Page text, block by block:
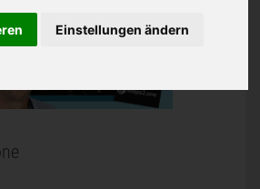
Einstellungen ändern